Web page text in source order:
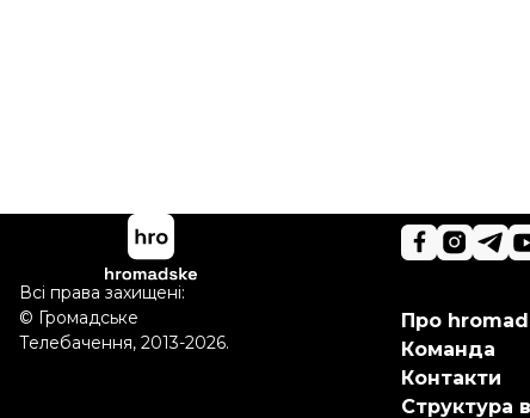
Про
Команда
Контакти
Структура
Всі права захищені:
© Громадське
Телебачення, 2013-2026.